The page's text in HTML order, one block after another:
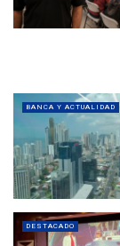
BANCA Y ACTUALIDAD
DESTACADO